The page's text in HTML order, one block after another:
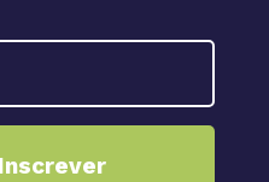
Inscrever